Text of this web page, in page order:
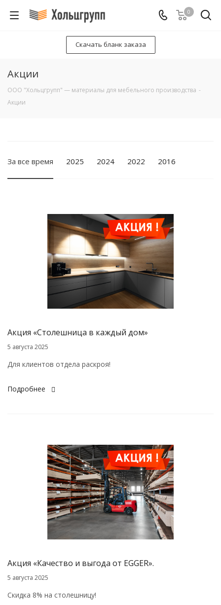
0
Скачать бланк заказа
Акции
ООО "Хольцгрупп" — материалы для мебельного производства -
Акции
За все время 2025 2024 2022 2016
Акция «Столешница в каждый дом»
5 августа 2025
Для клиентов отдела раскроя!
Подробнее
Акция «Качество и выгода от EGGER».
5 августа 2025
Скидка 8% на столешницу!